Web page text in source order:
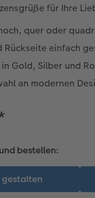
für Ihre
quer oder
Rückseite einfach
Gold, Silber und
an modernen
bestellen: